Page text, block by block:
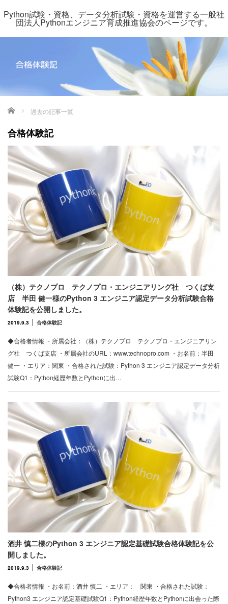
Python試験・資格、データ分析試験・資格を運営する一般社
団法人Pythonエンジニア育成推進協会のページです。
ホーム 過去の記事一覧
合格体験記
（株）テクノプロ テクノプロ・エンジニアリング社 つくば支
店 半田 健一様のPython 3 エンジニア認定データ分析試験合格
体験記を公開しました。
2019.9.3 合格体験記
◆合格者情報 ・所属会社：（株）テクノプロ テクノプロ・エンジニアリン
グ社 つくば支店 ・所属会社のURL：www.technopro.com ・お名前：半田
健一 ・エリア：関東 ・合格された試験：Python 3 エンジニア認定データ分析
試験Q1：Python経歴年数とPythonに出…
酒井 慎二様のPython 3 エンジニア認定基礎試験合格体験記を公
開しました。
2019.9.3 合格体験記
◆合格者情報 ・お名前：酒井 慎二 ・エリア： 関東 ・合格された試験：
Python3 エンジニア認定基礎試験Q1：Python経歴年数とPythonに出会った際